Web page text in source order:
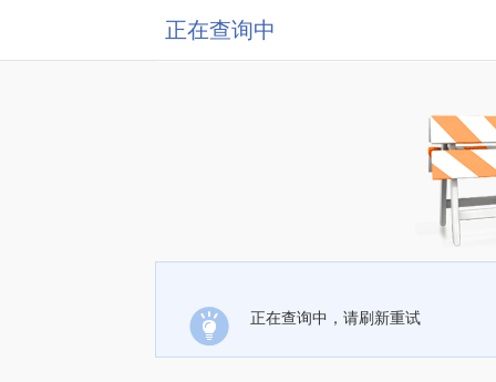
正在查询中
正在查询中，请刷新重试